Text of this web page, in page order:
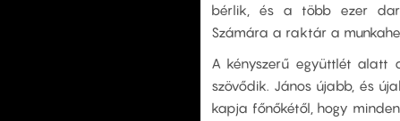
bérlik, és a több ezer
Számára a raktár a
A kényszerű együttlét alatt
szövődik. János újabb, és
kapja főnőkétől, hogy